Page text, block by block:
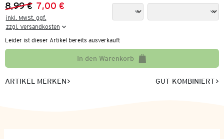
Vorheriger Preis:
8,99 €
Neuer Preis:
7,00 €
inkl. MwSt. ggf.
zzgl. Versandkosten
Leider ist dieser Artikel bereits ausverkauft
In den Warenkorb
ARTIKEL MERKEN GUT KOMBINIERT